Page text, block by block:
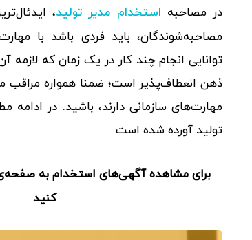
در مصاحبه استخدام مدیر تولید،
مصاحبه‌شوندگان، باید فردی باشد با
توانایی انجام چند کار در یک زمان که لازمه
ذهن انعطاف‌پذیر است؛ ضمنا همواره مراقب
مهارت‌های سازمانی دارند، باشید. در
تولید آورده شده است.
برای مشاهده آگهی‌های استخدام به
کنید